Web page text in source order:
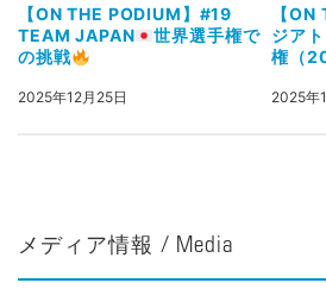
【ON THE PODIUM】#19
TEAM JAPAN
世界選手権で
の挑戦
2025年12月25日
【
ジア
権（
2025年
メディア情報 / Media